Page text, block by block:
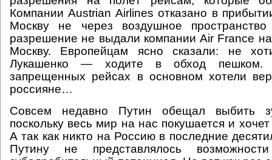
Компании Austrian Airlines отказано в
Москву не через воздушное
разрешение не выдали компании Air France
Москву. Европейцам ясно сказали: не
Лукашенко — ходите в обход пешком.
запрещенных рейсах в основном хотели
россияне…
Совсем недавно Путин обещал выбить
поскольку весь мир на нас покушается и хочет
А так как никто на Россию в последние
Путину не представлялось